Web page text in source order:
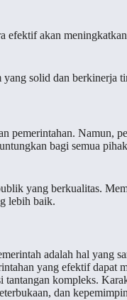
efektif akan
solid dan berkinerja
pemerintahan. Namun,
bagi semua
yang berkualitas.
lebih baik.
adalah hal yang
yang efektif dapat
kompleks.
dan